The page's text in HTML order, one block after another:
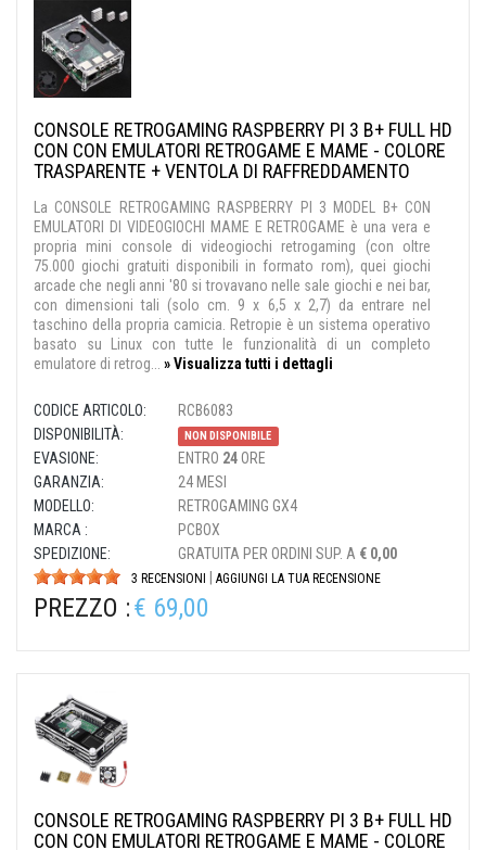
CONSOLE RETROGAMING RASPBERRY PI 3 B+ FULL HD
CON CON EMULATORI RETROGAME E MAME - COLORE
TRASPARENTE + VENTOLA DI RAFFREDDAMENTO
La CONSOLE RETROGAMING RASPBERRY PI 3 MODEL B+ CON
EMULATORI DI VIDEOGIOCHI MAME E RETROGAME è una vera e
propria mini console di videogiochi retrogaming (con oltre
75.000 giochi gratuiti disponibili in formato rom), quei giochi
arcade che negli anni '80 si trovavano nelle sale giochi e nei bar,
con dimensioni tali (solo cm. 9 x 6,5 x 2,7) da entrare nel
taschino della propria camicia. Retropie è un sistema operativo
basato su Linux con tutte le funzionalità di un completo
emulatore di retrog... » Visualizza tutti i dettagli
CODICE ARTICOLO:
RCB6083
DISPONIBILITÀ:
NON DISPONIBILE
EVASIONE: ENTRO 24ORE
GARANZIA:
24 MESI
MODELLO:
RETROGAMING GX4
MARCA :
PCBOX
SPEDIZIONE:
GRATUITA PER ORDINI SUP. A € 0,00
3 RECENSIONI AGGIUNGI LA TUA RECENSIONE
PREZZO :€ 69,00
CONSOLE RETROGAMING RASPBERRY PI 3 B+ FULL HD
CON CON EMULATORI RETROGAME E MAME - COLORE